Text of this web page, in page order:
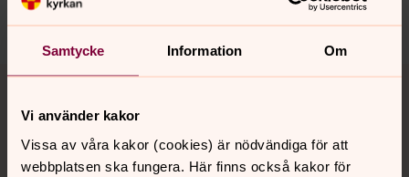
Samtycke Information Om
Vi använder kakor
Vissa av våra kakor (cookies) är nödvändiga för att
webbplatsen ska fungera. Här finns också kakor för
Dela
Tillbaka till toppen
Tillbaka till innehållet
Kontakt